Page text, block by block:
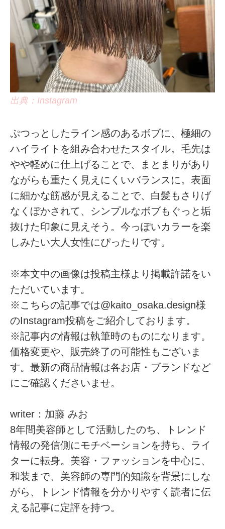
出典：Instagram
ぷつっとしたライン感のあるボブに、極細の
ハイライトを組み合わせたスタイル。毛先は
やや軽めに仕上げることで、まとまりがあり
ながらも重たく見えにくいバランスに。表面
に細かな筋感が見えることで、白髪もさりげ
なくぼかされて、シンプルなボブもぐっと垢
抜けた印象に見えそう。今っぽいカラーを楽
しみたい大人女性にぴったりです。
※本文中の画像は投稿主様より掲載許諾をい
ただいています。
※こちらの記事では@kaito_osaka.design様
のInstagram投稿をご紹介しております。
※記事内の情報は執筆時のものになります。
価格変更や、販売終了の可能性もございま
す。最新の商品情報は各お店・ブランドなど
にご確認くださいませ。
writer：加藤 みお
8年間美容師として活動したのち、トレンド
情報の発信側にモチベーションを持ち、ライ
ターに転身。美容・ファッションを中心に、
和装まで、美容師の専門的知識を背景にしな
がら、トレンド情報を分かりやすく読者に伝
える記事に定評を持つ。